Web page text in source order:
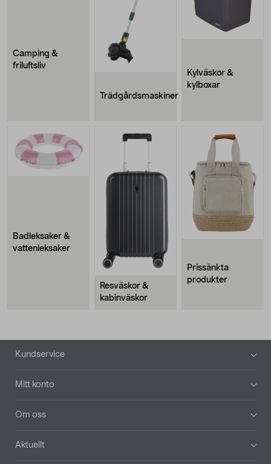
Camping &
friluftsliv
Trädgårdsmaskiner
Kylväskor &
kylboxar
Badleksaker &
vattenleksaker
Resväskor &
kabinväskor
Prissänkta
produkter
Sidfot
Kundservice
Mitt konto
Om oss
Aktuellt